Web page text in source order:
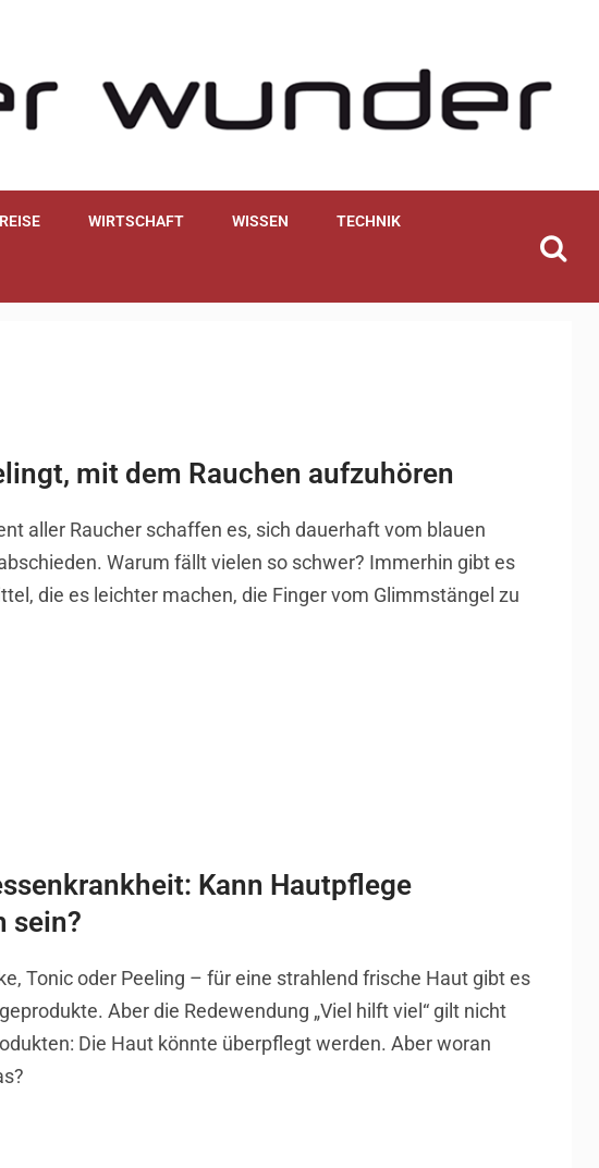
REISE WIRTSCHAFT WISSEN TECHNIK
mit dem Rauchen aufzuhören
aller Raucher schaffen es, sich dauerhaft vom blauen
Warum fällt vielen so schwer? Immerhin gibt es
die es leichter machen, die Finger vom Glimmstängel zu
Kann Hautpflege
sein?
Tonic oder Peeling – für eine strahlend frische Haut gibt es
Aber die Redewendung „Viel hilft viel“ gilt nicht
Die Haut könnte überpflegt werden. Aber woran